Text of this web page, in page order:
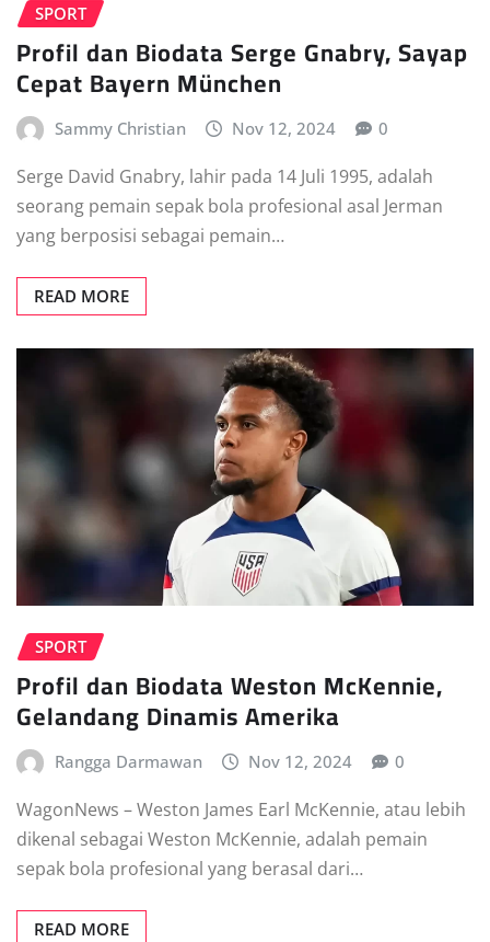
SPORT
Profil dan Biodata Serge Gnabry, Sayap
Cepat Bayern München
Sammy Christian Nov 12, 2024 0
Serge David Gnabry, lahir pada 14 Juli 1995, adalah
seorang pemain sepak bola profesional asal Jerman
yang berposisi sebagai pemain…
READ MORE
SPORT
Profil dan Biodata Weston McKennie,
Gelandang Dinamis Amerika
Rangga Darmawan Nov 12, 2024 0
WagonNews – Weston James Earl McKennie, atau lebih
dikenal sebagai Weston McKennie, adalah pemain
sepak bola profesional yang berasal dari…
READ MORE